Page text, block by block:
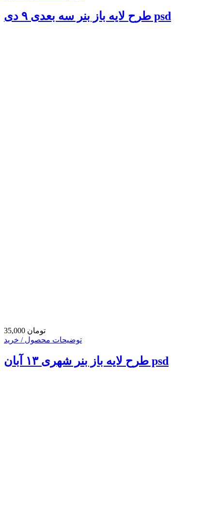
طرح لایه باز بنر سه بعدی ۹ دی psd
35,000 تومان
توضیحات محصول / خرید
طرح لایه باز بنر شهری ۱۳ آبان psd